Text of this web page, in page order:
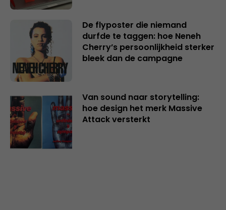
De flyposter die niemand
durfde te taggen: hoe Neneh
Cherry’s persoonlijkheid sterker
bleek dan de campagne
Van sound naar storytelling:
hoe design het merk Massive
Attack versterkt